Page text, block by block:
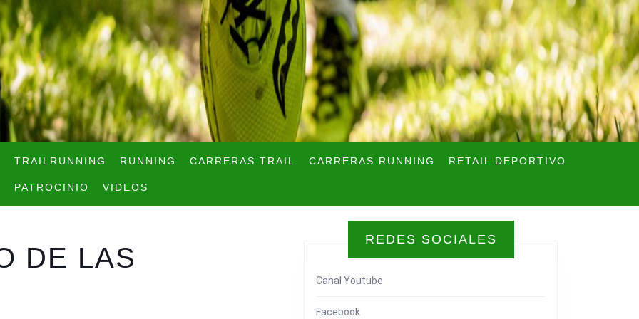
TRAILRUNNING RUNNING CARRERAS TRAIL CARRERAS RUNNING RETAIL DEPORTIVO
PATROCINIO VIDEOS
DE LAS
REDES SOCIALES
Canal Youtube
Facebook